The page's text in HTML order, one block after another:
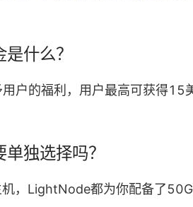
什么？
户的福利，用户最高可获得15
独选择吗？
，LightNode都为你配备了50G